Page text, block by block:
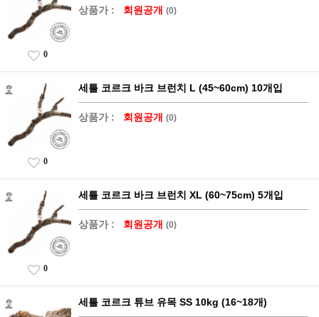
상품가 : 회원공개 (0)
0
세틀 코르크 바크 브런치 L (45~60cm) 10개입
상품가 : 회원공개 (0)
0
세틀 코르크 바크 브런치 XL (60~75cm) 5개입
상품가 : 회원공개 (0)
0
세틀 코르크 튜브 유목 SS 10kg (16~18개)